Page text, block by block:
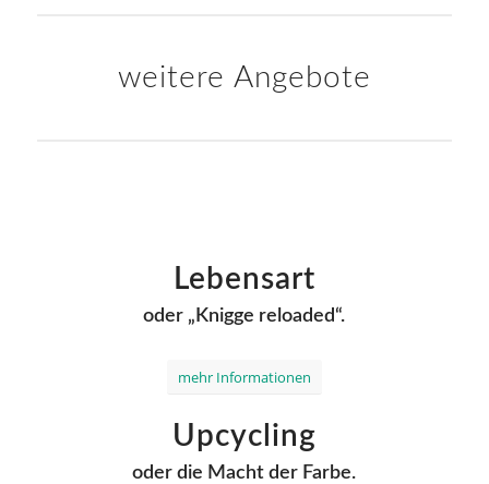
weitere Angebote
Lebensart
oder „Knigge reloaded“.
mehr Informationen
Upcycling
oder die Macht der Farbe.